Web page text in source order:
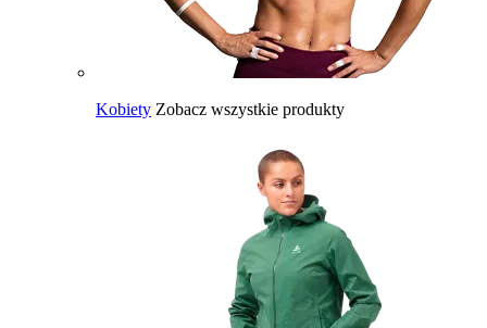
Kobiety Zobacz wszystkie produkty